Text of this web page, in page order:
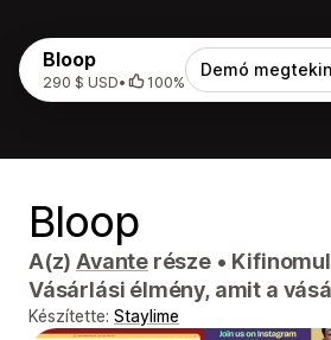
Bloop
290 $ USD• 100%
Demó
Bloop
A(z)Avante része •
Vásárlási élmény, amit a
Készítette: Staylime